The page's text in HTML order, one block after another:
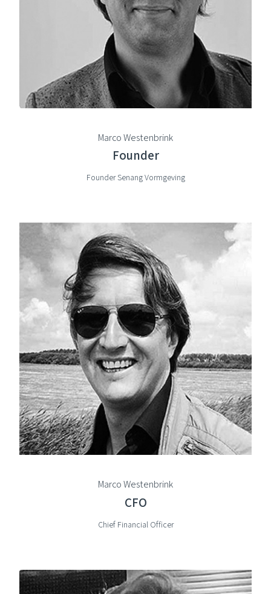
Marco Westenbrink
Founder
Founder Senang Vormgeving
Marco Westenbrink
CFO
Chief Financial Officer